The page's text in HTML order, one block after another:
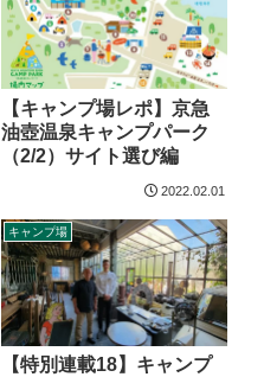
【キャンプ場レポ】京急
油壺温泉キャンプパーク
（2/2）サイト選び編
2022.02.01
キャンプ場
【特別連載18】キャンプ